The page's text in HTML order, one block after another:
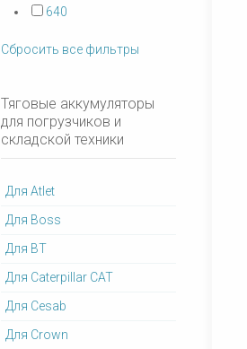
640
Сбросить все фильтры
Тяговые аккумуляторы
для погрузчиков и
складской техники
Для Atlet
Для Boss
Для BT
Для Caterpillar CAT
Для Cesab
Для Crown